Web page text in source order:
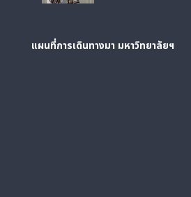
แผนที่การเดินทางมา มหาวิทยาลัยฯ